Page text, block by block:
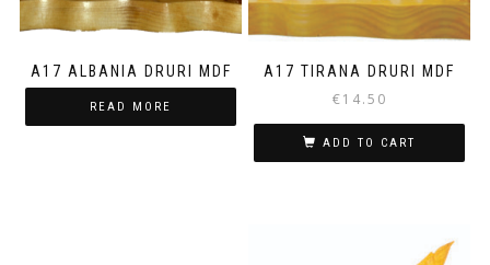
A17 ALBANIA DRURI MDF
READ MORE
A17 TIRANA DRURI MDF
€14.50
ADD TO CART